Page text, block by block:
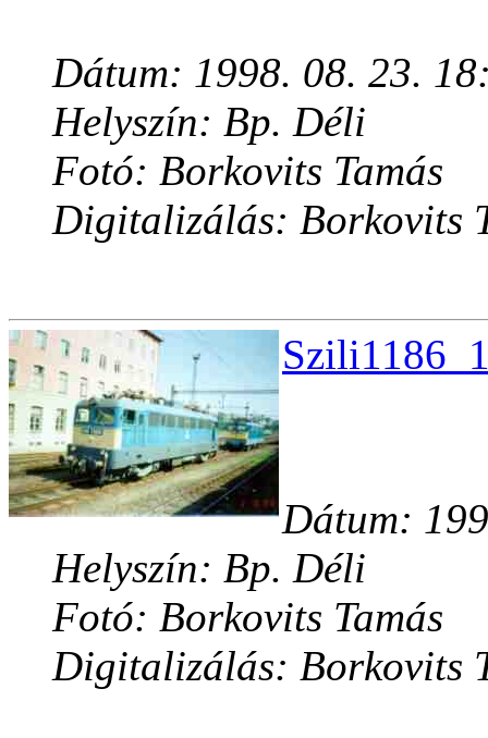
Dátum: 1998. 08. 23.
Helyszín: Bp. Déli
Fotó: Borkovits Tamás
Digitalizálás: Borkovits
Dátum:
Helyszín: Bp. Déli
Fotó: Borkovits Tamás
Digitalizálás: Borkovits